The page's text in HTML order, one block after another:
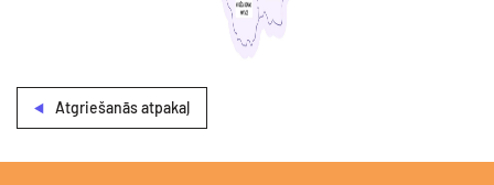
Atgriešanās atpakaļ